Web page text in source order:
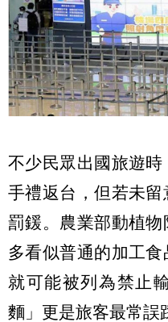
不少民眾出國旅遊
手禮返台，但若未
罰鍰。農業部動植
多看似普通的加工食
就可能被列為禁止
麵」更是旅客最常誤